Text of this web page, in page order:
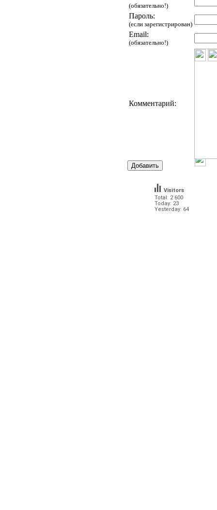
(обязательно!)
Пароль:
(если зарегистрирован)
Email:
(обязательно!)
Комментарий:
Total: 2 600
Today: 23
Yesterday: 64
Visitors